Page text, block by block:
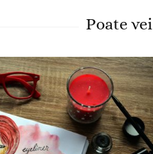
Poate